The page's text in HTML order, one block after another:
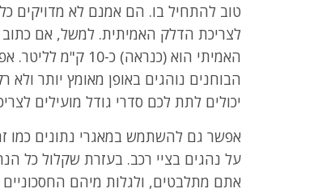
טוב להתחיל בו. הם אמנם לא מדויקים
האמיתי הוא
הבוחנים נוהגים באופן מאומץ יותר
יכולים לתת לכם סדרי גודל מועילים
אפשר גם להשתמש במאגרי נתונים כמו
על נהגים בציי רכב. בעזרת שקלול כל
אתם מתלבטים, ולגלות מיהם